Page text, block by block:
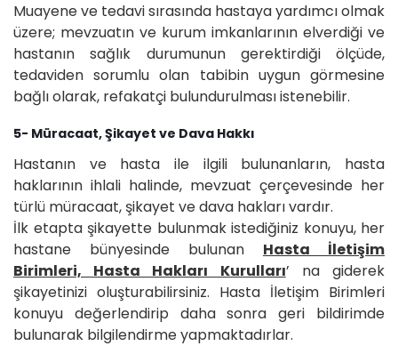
Muayene ve tedavi sırasında hastaya yardımcı olmak
üzere; mevzuatın ve kurum imkanlarının elverdiği ve
hastanın sağlık durumunun gerektirdiği ölçüde,
tedaviden sorumlu olan tabibin uygun görmesine
bağlı olarak, refakatçi bulundurulması istenebilir.
5- Müracaat, Şikayet ve Dava Hakkı
Hastanın ve hasta ile ilgili bulunanların, hasta
haklarının ihlali halinde, mevzuat çerçevesinde her
türlü müracaat, şikayet ve dava hakları vardır.
İlk etapta şikayette bulunmak istediğiniz konuyu, her
hastane bünyesinde bulunan Hasta İletişim
Birimleri, Hasta Hakları Kurulları’ na giderek
şikayetinizi oluşturabilirsiniz. Hasta İletişim Birimleri
konuyu değerlendirip daha sonra geri bildirimde
bulunarak bilgilendirme yapmaktadırlar.